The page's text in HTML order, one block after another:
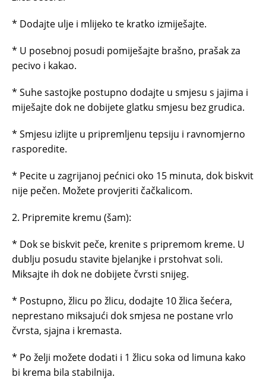
* Dodajte ulje i mlijeko te kratko izmiješajte.
* U posebnoj posudi pomiješajte brašno, prašak za
pecivo i kakao.
* Suhe sastojke postupno dodajte u smjesu s jajima i
miješajte dok ne dobijete glatku smjesu bez grudica.
* Smjesu izlijte u pripremljenu tepsiju i ravnomjerno
rasporedite.
* Pecite u zagrijanoj pećnici oko 15 minuta, dok biskvit
nije pečen. Možete provjeriti čačkalicom.
2. Pripremite kremu (šam):
* Dok se biskvit peče, krenite s pripremom kreme. U
dublju posudu stavite bjelanjke i prstohvat soli.
Miksajte ih dok ne dobijete čvrsti snijeg.
* Postupno, žlicu po žlicu, dodajte 10 žlica šećera,
neprestano miksajući dok smjesa ne postane vrlo
čvrsta, sjajna i kremasta.
* Po želji možete dodati i 1 žlicu soka od limuna kako
bi krema bila stabilnija.